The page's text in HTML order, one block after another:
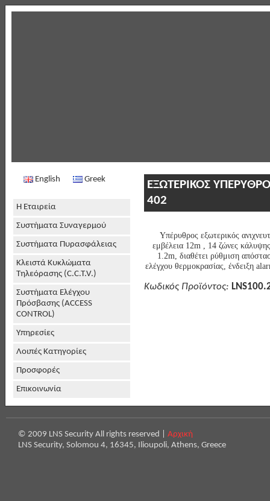
English Greek
Η Εταιρεία
Συστήματα Συναγερμού
Συστήματα Πυρασφάλειας
Κλειστά Κυκλώματα
Τηλεόρασης (C.C.T.V.)
Συστήματα Ελέγχου
Πρόσβασης (ACCESS
CONTROL)
Υπηρεσίες
Λοιπές Κατηγορίες
Προσφορές
Επικοινωνία
ΕΞΩΤΕΡΙΚΟΣ
402
Υπέρυθρος εξωτερικός
εμβέλεια 12m , 14 ζώνες
1.2m, διαθέτει ρύθμιση
ελέγχου θερμοκρασίας, ένδειξη
Κωδικός Προϊόντος:
© 2009 LNS Security All rights reserved | Αρχική
LNS Security, Solomou 4, 16345, Ilioupoli, Athens, Greece